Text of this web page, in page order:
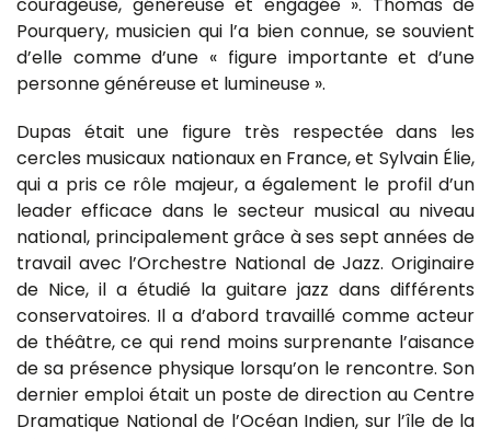
Pourquery, musicien qui l’a bien connue, se souvient
d’elle comme d’une « figure importante et d’une
personne généreuse et lumineuse ».
Dupas était une figure très respectée dans les
cercles musicaux nationaux en France, et Sylvain Élie,
qui a pris ce rôle majeur, a également le profil d’un
leader efficace dans le secteur musical au niveau
national, principalement grâce à ses sept années de
travail avec l’Orchestre National de Jazz. Originaire
de Nice, il a étudié la guitare jazz dans différents
conservatoires. Il a d’abord travaillé comme acteur
de théâtre, ce qui rend moins surprenante l’aisance
de sa présence physique lorsqu’on le rencontre. Son
dernier emploi était un poste de direction au Centre
Dramatique National de l’Océan Indien, sur l’île de la